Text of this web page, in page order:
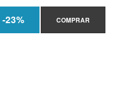
-23% COMPRAR